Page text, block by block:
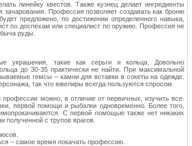
линейку квестов. Также кузнец делает ингредиенты
Профессия позволяет создавать как броню
предложено, по достижении определенного навыка,
по доспехам или специалист по оружию. Профессия не
руды.
украшения, такие как серьги и кольца. Довольно
до 30-35 практически не найти. При максимальной
гемсы – камни для вставки в сокеты на одежде.
так что ювелиры всегда пользуются спросом.
можно, в отличие от первичных, изучить все.
первой помощи и рыбалки одновременно. Более того,
С первой помощью также нет никаких
полученной с трупов врагов.
– самое время покачать профессию.